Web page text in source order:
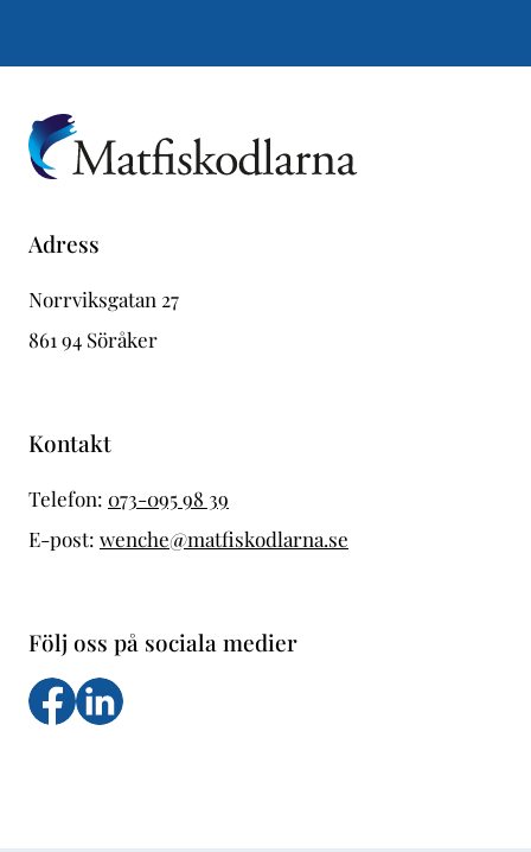
Adress
Norrviksgatan 27
861 94 Söråker
Kontakt
Telefon: 073-095 98 39
E-post: wenche@matfiskodlarna.se
Följ oss på sociala medier
Följ oss på facebook
Följs oss på LinkedIn